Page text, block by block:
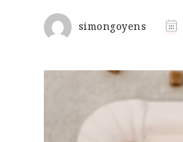
simongoyens